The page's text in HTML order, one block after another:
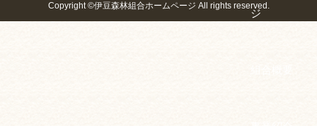
ジ
Copyright ©伊豆森林組合ホームページ All rights reserved.